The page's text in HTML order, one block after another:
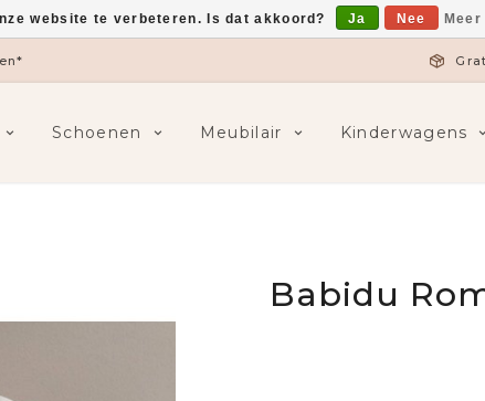
Schoenen Meubilair Kinderwagens
Babidu
website te verbeteren. Is dat akkoord? Ja Nee